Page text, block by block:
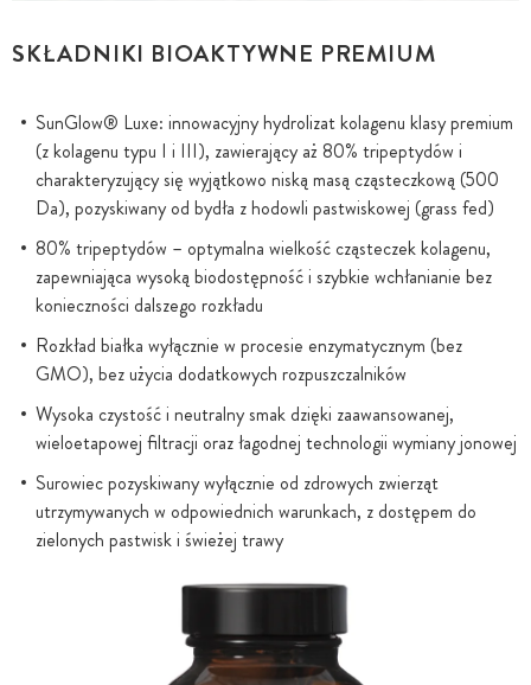
SKŁADNIKI BIOAKTYWNE PREMIUM
SunGlow® Luxe: innowacyjny hydrolizat kolagenu klasy premium
(z kolagenu typu I i III), zawierający aż 80% tripeptydów i
charakteryzujący się wyjątkowo niską masą cząsteczkową (500
Da), pozyskiwany od bydła z hodowli pastwiskowej (grass fed)
80% tripeptydów – optymalna wielkość cząsteczek kolagenu,
zapewniająca wysoką biodostępność i szybkie wchłanianie bez
konieczności dalszego rozkładu
Rozkład białka wyłącznie w procesie enzymatycznym (bez
GMO), bez użycia dodatkowych rozpuszczalników
Wysoka czystość i neutralny smak dzięki zaawansowanej,
wieloetapowej filtracji oraz łagodnej technologii wymiany jonowej
Surowiec pozyskiwany wyłącznie od zdrowych zwierząt
utrzymywanych w odpowiednich warunkach, z dostępem do
zielonych pastwisk i świeżej trawy